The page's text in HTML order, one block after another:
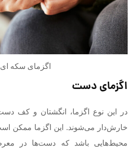
اگزمای سکه ای
اگزمای دست
در این نوع اگزما، انگشتان و کف
خارش‌دار می‌شوند. این اگزما ممکن
محیط‌هایی باشد که دست‌ها در